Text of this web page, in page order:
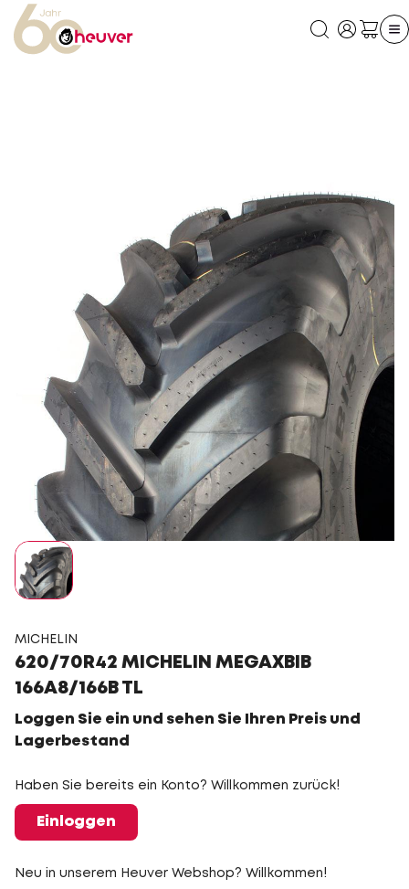
MICHELIN
620/70R42 MICHELIN MEGAXBIB
166A8/166B TL
Loggen Sie ein und sehen Sie Ihren Preis und
Lagerbestand
Haben Sie bereits ein Konto? Willkommen zurück!
Einloggen
Neu in unserem Heuver Webshop? Willkommen!